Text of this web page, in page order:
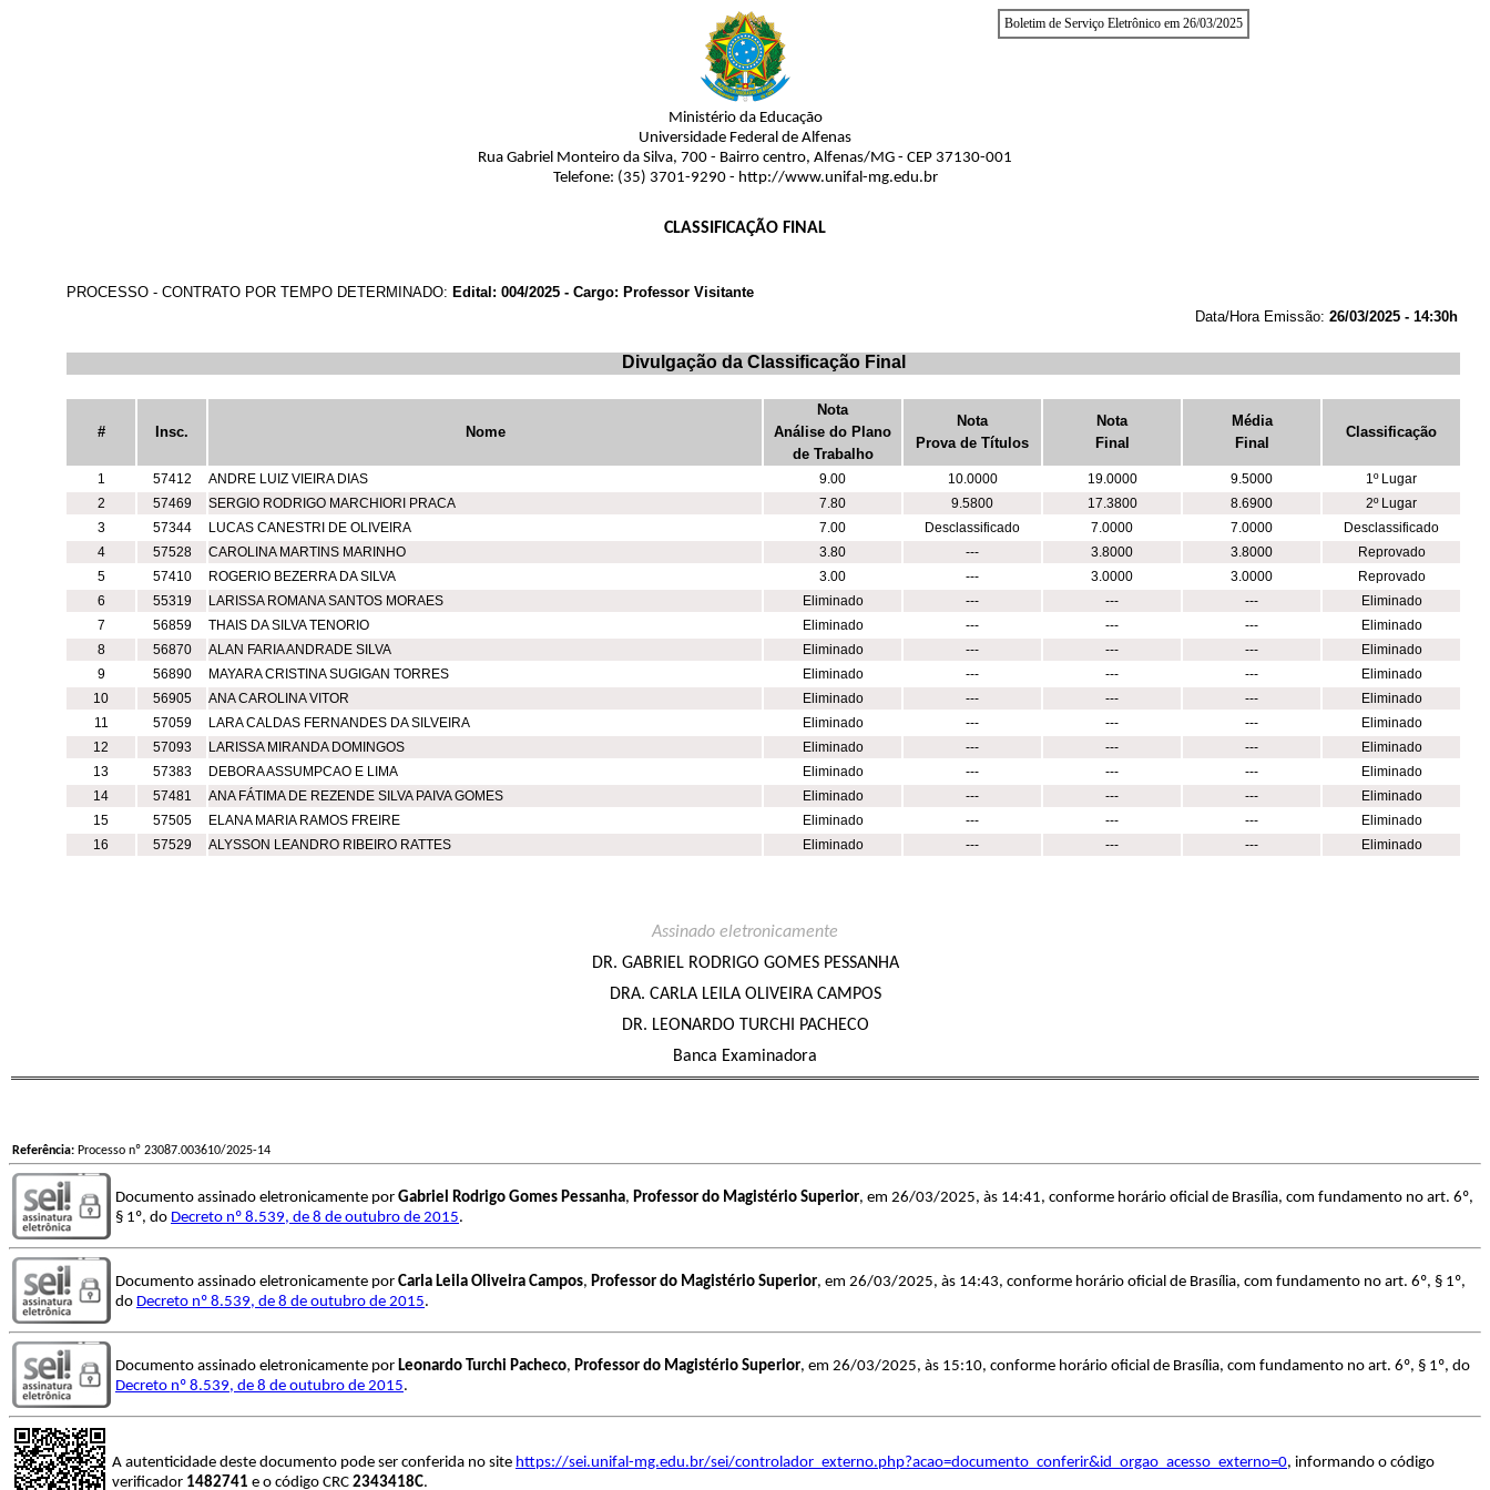
Boletim de Serviço Eletrônico em 26/03/2025
Ministério da Educação
Universidade Federal de Alfenas
Rua Gabriel Monteiro da Silva, 700 - Bairro centro, Alfenas/MG - CEP 37130-001
Telefone: (35) 3701-9290 - http://www.unifal-mg.edu.br
CLASSIFICAÇÃO FINAL
PROCESSO - CONTRATO POR TEMPO DETERMINADO: Edital: 004/2025 - Cargo: Professor Visitante
Data/Hora Emissão: 26/03/2025 - 14:30h
Divulgação da Classificação Final
# Insc. Nome
Nota
Análise do Plano
de Trabalho
Nota
Prova de Títulos
Nota
Final
Média
Final
Classificação
1 57412 ANDRE LUIZ VIEIRA DIAS 9.00 10.0000 19.0000 9.5000
1º Lugar
2
57469 SERGIO RODRIGO MARCHIORI PRACA 7.80 9.5800 17.3800 8.6900
2º Lugar
3
57344 LUCAS CANESTRI DE OLIVEIRA 7.00 Desclassificado 7.0000 7.0000
Desclassificado
4
57528 CAROLINA MARTINS MARINHO 3.80 --- 3.8000 3.8000
Reprovado
5
57410 ROGERIO BEZERRA DA SILVA 3.00 --- 3.0000 3.0000
Reprovado
6
55319 LARISSA ROMANA SANTOS MORAES Eliminado --- --- ---
Eliminado
7
56859 THAIS DA SILVA TENORIO Eliminado --- --- ---
Eliminado
8
56870 ALAN FARIA ANDRADE SILVA Eliminado --- --- ---
Eliminado
9
56890 MAYARA CRISTINA SUGIGAN TORRES Eliminado --- --- ---
Eliminado
10
56905 ANA CAROLINA VITOR Eliminado --- --- ---
Eliminado
11
57059 LARA CALDAS FERNANDES DA SILVEIRA Eliminado --- --- ---
Eliminado
12
57093 LARISSA MIRANDA DOMINGOS Eliminado --- --- ---
Eliminado
13
57383 DEBORA ASSUMPCAO E LIMA Eliminado --- --- ---
Eliminado
14
57481 ANA FÁTIMA DE REZENDE SILVA PAIVA GOMES Eliminado --- --- ---
Eliminado
15
57505 ELANA MARIA RAMOS FREIRE Eliminado --- --- ---
Eliminado
16
57529 ALYSSON LEANDRO RIBEIRO RATTES Eliminado --- --- --- Eliminado
Assinado eletronicamente
DR. GABRIEL RODRIGO GOMES PESSANHA
DRA. CARLA LEILA OLIVEIRA CAMPOS
DR. LEONARDO TURCHI PACHECO
Banca Examinadora
Referência: Processo nº 23087.003610/2025-14
Documento assinado eletronicamente por Gabriel Rodrigo Gomes Pessanha, Professor do Magistério Superior, em 26/03/2025, às 14:41, conforme horário oficial de Brasília, com fundamento no art. 6º,
§ 1º, do Decreto nº 8.539, de 8 de outubro de 2015.
Documento assinado eletronicamente por Carla Leila Oliveira Campos, Professor do Magistério Superior, em 26/03/2025, às 14:43, conforme horário oficial de Brasília, com fundamento no art. 6º, § 1º,
do Decreto nº 8.539, de 8 de outubro de 2015.
Documento assinado eletronicamente por Leonardo Turchi Pacheco, Professor do Magistério Superior, em 26/03/2025, às 15:10, conforme horário oficial de Brasília, com fundamento no art. 6º, § 1º, do
Decreto nº 8.539, de 8 de outubro de 2015.
A autenticidade deste documento pode ser conferida no site https://sei.unifal-mg.edu.br/sei/controlador_externo.php?acao=documento_conferir&id_orgao_acesso_externo=0, informando o código
verificador 1482741 e o código CRC 2343418C.